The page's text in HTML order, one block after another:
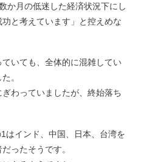
か月の低迷した経済状況下にし
と考えています」と控えめな
いても、全体的に混雑してい
。
わっていましたが、終始落ち
はインド、中国、日本、台湾を
ったそうです。